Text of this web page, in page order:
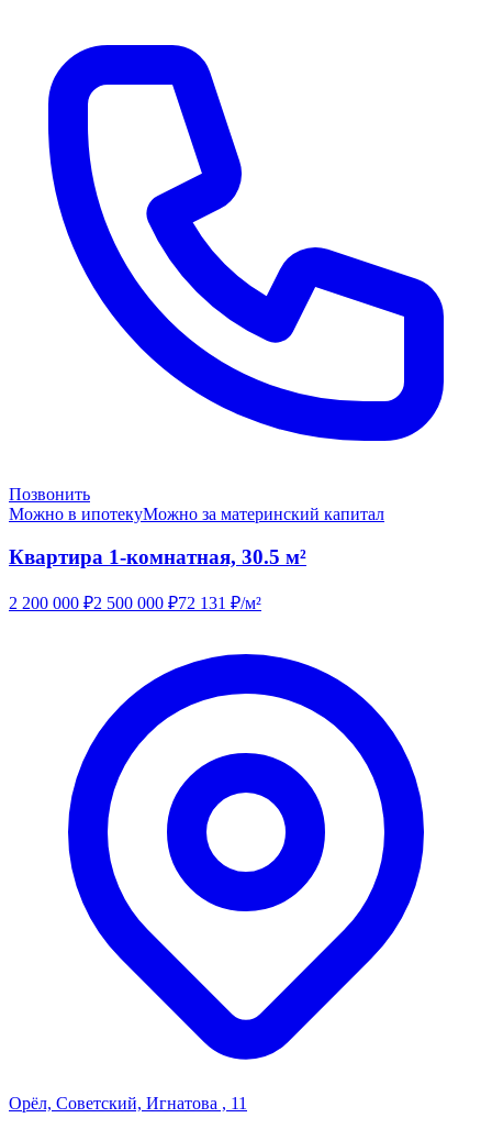
Позвонить
Можно в ипотекуМожно за материнский капитал
Квартира 1-комнатная, 30.5 м²
2 200 000 ₽2 500 000 ₽72 131 ₽/м²
Орёл, Советский, Игнатова , 11